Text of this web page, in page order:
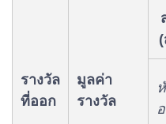
รางวัล
ที่ออก
มูลค่า
รางวัล